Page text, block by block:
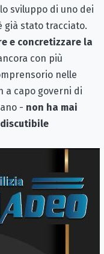
sviluppo di uno dei
già stato tracciato.
e concretizzare la
con più
nelle
a capo governi di
- non ha mai